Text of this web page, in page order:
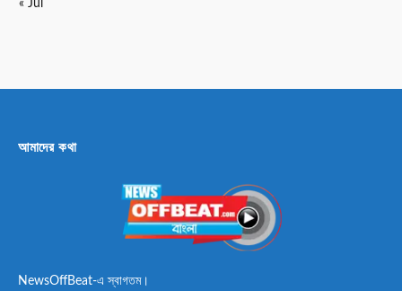
« Jul
আমাদের কথা
NewsOffBeat-এ স্বাগতম।